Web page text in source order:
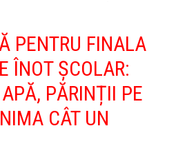
PENTRU FINALA
ÎNOT ȘCOLAR:
PĂRINȚII PE
CÂT UN